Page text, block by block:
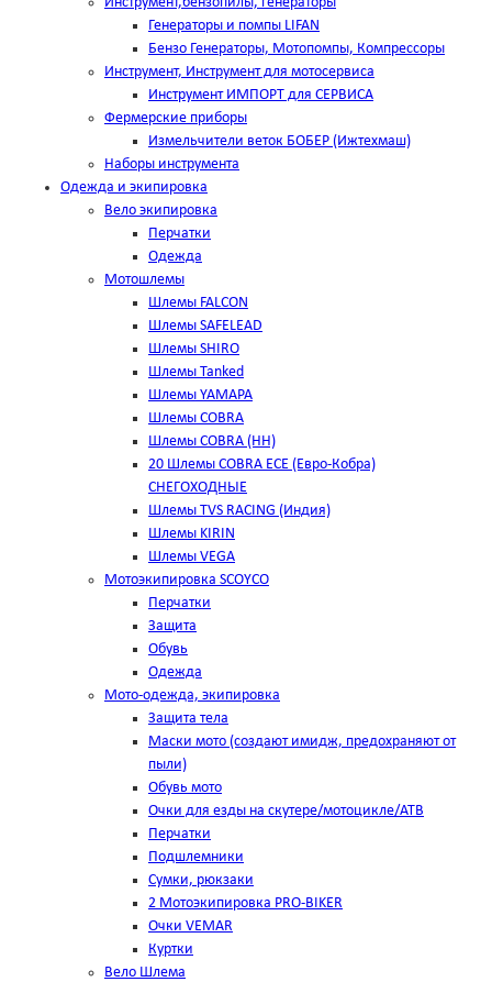
Генераторы и помпы LIFAN
Бензо Генераторы, Мотопомпы, Компрессоры
Инструмент, Инструмент для мотосервиса
Инструмент ИМПОРТ для СЕРВИСА
Фермерские приборы
Измельчители веток БОБЕР (Ижтехмаш)
Наборы инструмента
Одежда и экипировка
Вело экипировка
Перчатки
Одежда
Мотошлемы
Шлемы FALCON
Шлемы SAFELEAD
Шлемы SHIRO
Шлемы Tanked
Шлемы YAMAPA
Шлемы COBRA
Шлемы COBRA (HH)
20 Шлемы COBRA ECE (Евро-Кобра)
СНЕГОХОДНЫЕ
Шлемы TVS RACING (Индия)
Шлемы KIRIN
Шлемы VEGA
Мотоэкипировка SCOYCO
Перчатки
Защита
Обувь
Одежда
Мото-одежда, экипировка
Защита тела
Маски мото (создают имидж, предохраняют от
пыли)
Обувь мото
Очки для езды на скутере/мотоцикле/АТВ
Перчатки
Подшлемники
Сумки, рюкзаки
2 Мотоэкипировка PRO-BIKER
Очки VEMAR
Куртки
Вело Шлема